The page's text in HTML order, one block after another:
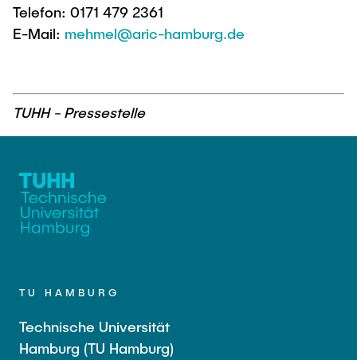
Telefon: 0171 479 2361
E-Mail: mehmel@aric-hamburg.de
TUHH - Pressestelle
TU HAMBURG
Technische Universität
Hamburg (TU Hamburg)